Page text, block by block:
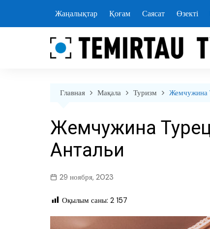
содержанию
Жаңалықтар Қоғам Саясат Өзекті
Главная Мақала Туризм Жемчужина
Жемчужина
Антальи
29 ноября, 2023
Оқылым саны: 2 157